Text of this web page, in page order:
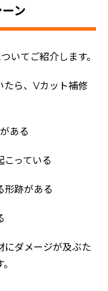
ン
いてご紹介します。
たら、Vカット補修
ある
こっている
形跡がある
にダメージが及ぶた